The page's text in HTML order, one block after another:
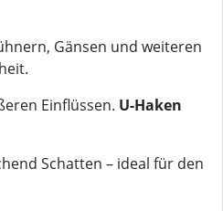
Gänsen und weiteren
Einflüssen. U-Haken
Schatten – ideal für den